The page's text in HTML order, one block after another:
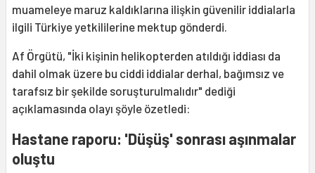
muameleye maruz kaldıklarına ilişkin güvenilir iddialarla
ilgili Türkiye yetkililerine mektup gönderdi.
Af Örgütü, "İki kişinin helikopterden atıldığı iddiası da
dahil olmak üzere bu ciddi iddialar derhal, bağımsız ve
tarafsız bir şekilde soruşturulmalıdır" dediği
açıklamasında olayı şöyle özetledi:
Hastane raporu: 'Düşüş' sonrası aşınmalar
oluştu